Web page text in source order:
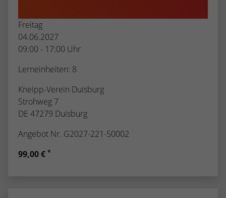
Freitag
04.06.2027
09:00 - 17:00 Uhr
Lerneinheiten: 8
Kneipp-Verein Duisburg
Strohweg 7
DE 47279 Duisburg
Angebot Nr. G2027-221-50002
99,00 € *